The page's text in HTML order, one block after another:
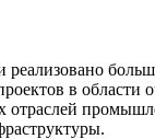
в области
отраслей